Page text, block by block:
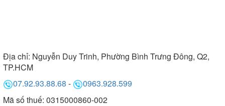
Địa chỉ: Nguyễn Duy Trinh, Phường Bình Trưng Đông, Q2,
TP.HCM
07.92.93.88.68 -
0963.928.599
Mã số thuế: 0315000860-002